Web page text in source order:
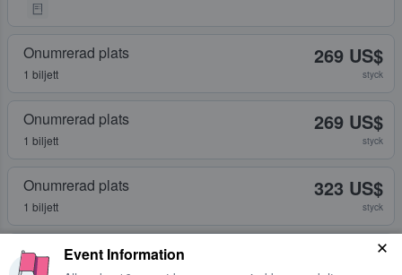
Onumrerad plats
1 biljett
269 US$
styck
Onumrerad plats
1 biljett
269 US$
styck
Onumrerad plats
1 biljett
323 US$
styck
Onumrerad plats 329 US$
Event Information